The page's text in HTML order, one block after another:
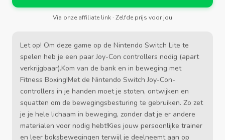
Via onze affiliate link · Zelfde prijs voor jou
Let op! Om deze game op de Nintendo Switch Lite te
spelen heb je een paar Joy-Con controllers nodig (apart
verkrijgbaar).Kom van de bank en in beweging met
Fitness Boxing!Met de Nintendo Switch Joy-Con-
controllers in je handen moet je stoten, ontwijken en
squatten om de bewegingsbesturing te gebruiken. Zo zet
je je hele lichaam in beweging, zonder dat je er andere
materialen voor nodig hebt!Kies jouw persoonlijke trainer
en leer boksbewegingen terwijl je deelneemt aan op